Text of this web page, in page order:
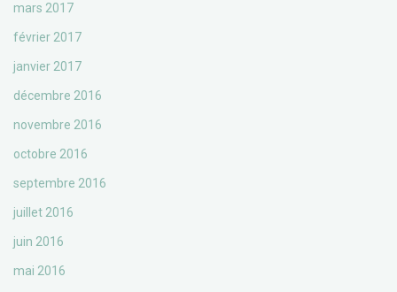
mars 2017
février 2017
janvier 2017
décembre 2016
novembre 2016
octobre 2016
septembre 2016
juillet 2016
juin 2016
mai 2016